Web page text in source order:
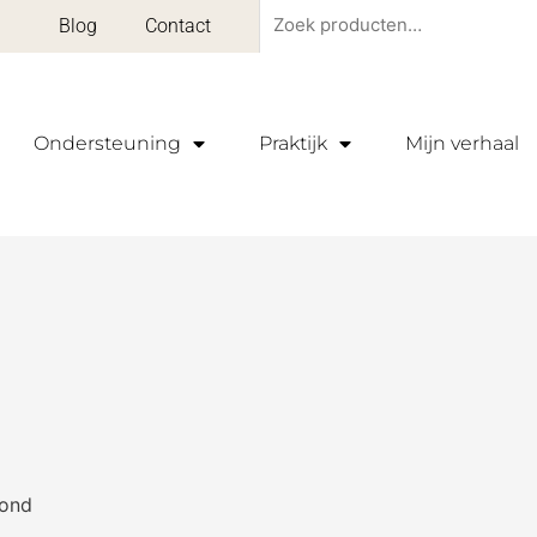
Blog Contact
Zoeken
Ondersteuning Praktijk Mijn verhaal